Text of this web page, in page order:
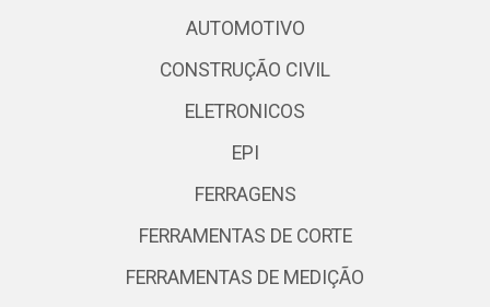
AUTOMOTIVO
CONSTRUÇÃO CIVIL
ELETRONICOS
EPI
FERRAGENS
FERRAMENTAS DE CORTE
FERRAMENTAS DE MEDIÇÃO